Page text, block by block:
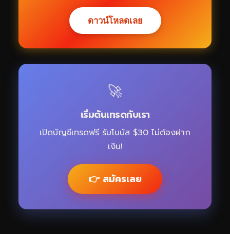
ดาวน์โหลดเลย
🚀
เริ่มต้นเทรดกับเรา
เปิดบัญชีเทรดฟรี รับโบนัส $30 ไม่ต้องฝาก
เงิน!
👉 สมัครเลย